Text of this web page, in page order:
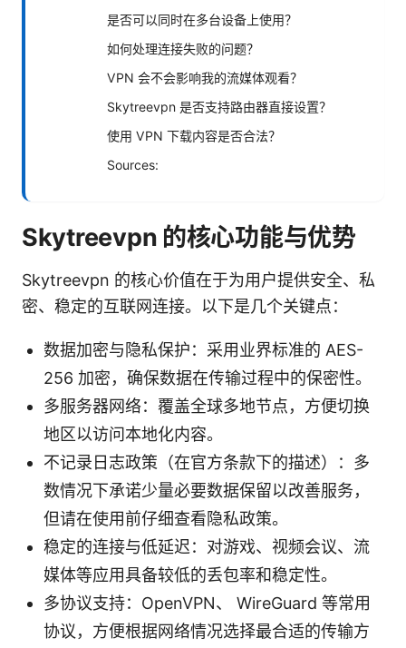
是否可以同时在多台设备上使用？
如何处理连接失败的问题？
VPN 会不会影响我的流媒体观看？
Skytreevpn 是否支持路由器直接设置？
使用 VPN 下载内容是否合法？
Sources:
Skytreevpn 的核心功能与优势
Skytreevpn 的核心价值在于为用户提供安全、私
密、稳定的互联网连接。以下是几个关键点：
数据加密与隐私保护：采用业界标准的 AES-
256 加密，确保数据在传输过程中的保密性。
多服务器网络：覆盖全球多地节点，方便切换
地区以访问本地化内容。
不记录日志政策（在官方条款下的描述）：多
数情况下承诺少量必要数据保留以改善服务，
但请在使用前仔细查看隐私政策。
稳定的连接与低延迟：对游戏、视频会议、流
媒体等应用具备较低的丢包率和稳定性。
多协议支持：OpenVPN、 WireGuard 等常用
协议，方便根据网络情况选择最合适的传输方